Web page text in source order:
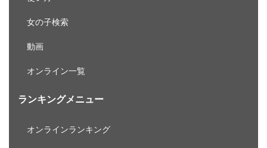
女の子検索
動画
オンライン一覧
ランキングメニュー
オンラインランキング